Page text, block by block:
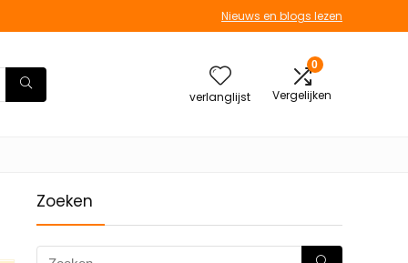
Nieuws en blogs lezen
verlanglijst
0
Vergelijken
Zoeken